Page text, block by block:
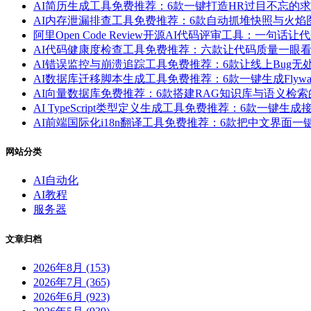
AI简历生成工具免费推荐：6款一键打造HR过目不忘的
AI内存泄漏排查工具免费推荐：6款自动抓堆快照与火
阿里Open Code Review开源AI代码评审工具：一句话让
AI代码健康度检查工具免费推荐：六款让代码质量一眼
AI错误监控与崩溃追踪工具免费推荐：6款让线上Bug无
AI数据库迁移脚本生成工具免费推荐：6款一键生成
AI向量数据库免费推荐：6款搭建RAG知识库与语义检
AI TypeScript类型定义生成工具免费推荐：6款一键生
AI前端国际化i18n翻译工具免费推荐：6款把中文界面
网站分类
AI自动化
AI教程
服务器
文章归档
2026年8月 (153)
2026年7月 (365)
2026年6月 (923)